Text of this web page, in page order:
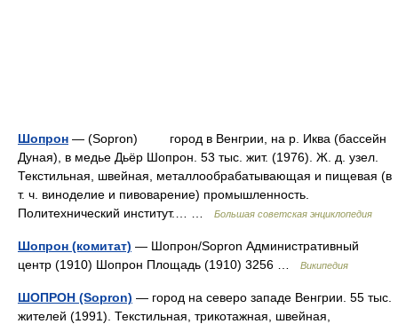
Шопрон — (Sopron) город в Венгрии, на р. Иква (бассейн
Дуная), в медье Дьёр Шопрон. 53 тыс. жит. (1976). Ж. д. узел.
Текстильная, швейная, металлообрабатывающая и пищевая (в
т. ч. виноделие и пивоварение) промышленность.
Политехнический институт.… …
Большая советская энциклопедия
Шопрон (комитат) — Шопрон/Sopron Административный
центр (1910) Шопрон Площадь (1910) 3256 …
Википедия
ШОПРОН (Sopron) — город на северо западе Венгрии. 55 тыс.
жителей (1991). Текстильная, трикотажная, швейная,